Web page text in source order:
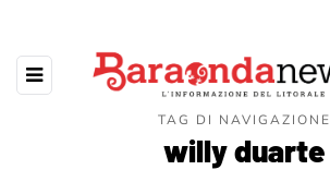
TAG DI NAVIGAZIONE
willy duarte